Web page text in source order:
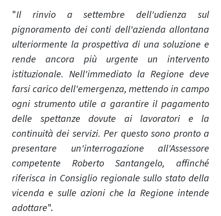
"Il rinvio a settembre dell'udienza sul
pignoramento dei conti dell'azienda allontana
ulteriormente la prospettiva di una soluzione e
rende ancora più urgente un intervento
istituzionale. Nell'immediato la Regione deve
farsi carico dell'emergenza, mettendo in campo
ogni strumento utile a garantire il pagamento
delle spettanze dovute ai lavoratori e la
continuità dei servizi. Per questo sono pronto a
presentare un'interrogazione all'Assessore
competente Roberto Santangelo, affinché
riferisca in Consiglio regionale sullo stato della
vicenda e sulle azioni che la Regione intende
adottare".